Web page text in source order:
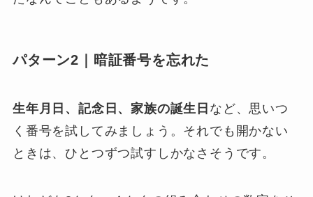
パターン2｜暗証番号を忘れた
生年月日、記念日、家族の誕生日 など、思いつ
く番号を試してみましょう。それでも開かない
ときは、ひとつずつ試すしかなさそうです。